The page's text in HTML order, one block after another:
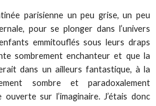
parisienne un peu grise, un peu
pour se plonger dans l’univers
emmitouflés sous leurs draps
sombrement enchanteur et que la
dans un ailleurs fantastique, à la
sombre et paradoxalement
sur l’imaginaire. J’étais donc